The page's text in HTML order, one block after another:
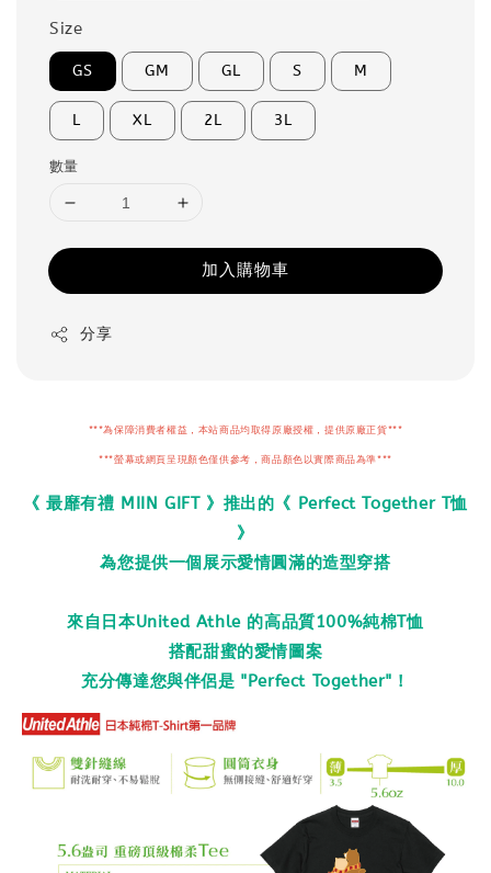
Size
GS GM GL S M
L XL 2L 3L
數量
加入購物車
分享
***為保障消費者權益，本站商品均取得原廠授權，提供原廠正貨***
***螢幕或網頁呈現顏色僅供參考，商品顏色以實際商品為準***
《 最靡有禮 MIIN GIFT 》推出的《 Perfect Together T恤
》
為您提供一個展示愛情圓滿的造型穿搭
來自日本United Athle 的高品質100%純棉T恤
搭配甜蜜的愛情圖案
充分傳達您與伴侶是 "Perfect Together"！